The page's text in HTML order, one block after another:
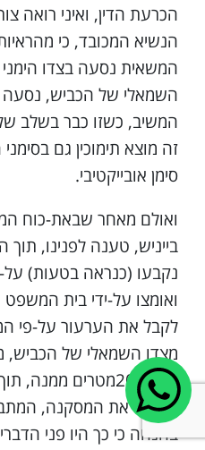
הכרעת הדין, ואיני רואה
הנשיא המכובד, כי
המשאית נסעה בצדו
השמאלי של הכביש, נסעה
המשיב, כשזו כבר בשלב
זה מוצא תימוכין גם
סימן אובייקטיבי.
ואולם מאחר שבאת-כוח
בייניש, טענה לפנינו,
נקבעו (כנראה בטעות)
ואומצו על-ידי בית המשפט
לקבל את הערעור על-פי
מצדו השמאלי של הכביש,
של כ- 20מטרים
אף אני את המסקנה,
בהנחה כי כך היו פני